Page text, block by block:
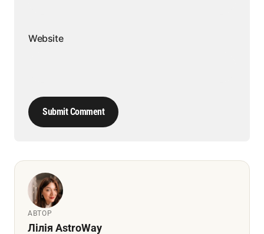
Website
Submit Comment
АВТОР
Лілія AstroWay